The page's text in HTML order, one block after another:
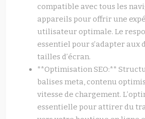
compatible avec tous les
appareils pour offrir une
utilisateur optimale. Le
essentiel pour s’adapter aux
tailles d’écran.
**Optimisation SEO:**
balises meta, contenu
vitesse de chargement.
essentielle pour attirer du